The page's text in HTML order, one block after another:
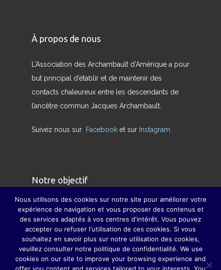
À propos de nous
L’Association des Archambault d’Amérique a pour
but principal d’établir et de maintenir des
contacts chaleureux entre les descendants de
l’ancêtre commun Jacques Archambault.
Suivez nous sur Facebook et sur Instagram
Notre objectif
Nous avons pour but de redonner son sens
véritable à la famille et à pallier, dans la mesure
du possible, la disparition des grandes fêtes de
famille, grâce auxquelles parents, grands-
parents, sœurs, frères, oncles, tantes, cousins et
Nous utilisons des cookies sur notre site pour améliorer votre
expérience de navigation et vous proposer des contenus et
des services adaptés à vos centres d'intérêt. Vous pouvez
accepter ou refuser l'utilisation de ces cookies. Si vous
souhaitez en savoir plus sur notre utilisation des cookies,
veuillez consulter notre politique de confidentialité. We use
cookies on our site to improve your browsing experience and